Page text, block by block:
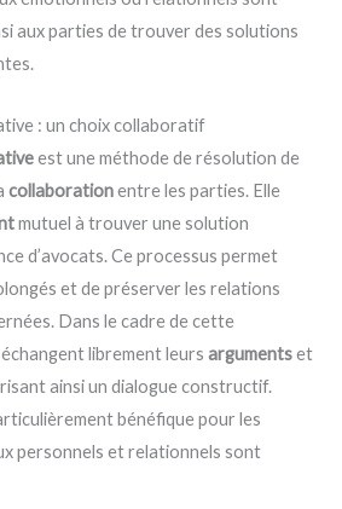
aux parties de trouver des solutions
: un choix collaboratif
est une méthode de résolution de
collaborationentre les parties. Elle
mutuel à trouver une solution
d’avocats. Ce processus permet
et de préserver les relations
Dans le cadre de cette
librement leursargumentset
ainsi un dialogue constructif.
bénéfique pour les
personnels et relationnels sont